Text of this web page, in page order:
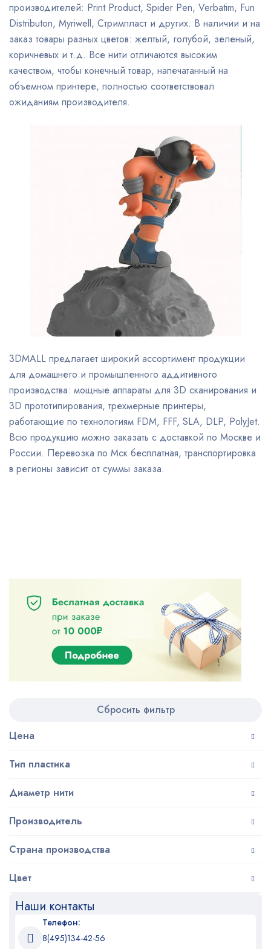
Сбросить фильтр
Цена
Тип пластика
Диаметр нити
Производитель
Страна производства
Цвет
Наши контакты
Телефон:
8(495)134-42-56
производителей: Print Product, Spider Pen, Verbatim, Fun
Distributon, Myriwell, Стримпласт и других. В наличии и на
заказ товары разных цветов: желтый, голубой, зеленый,
коричневых и т.д. Все нити отличаются высоким
качеством, чтобы конечный товар, напечатанный на
объемном принтере, полностью соответствовал
ожиданиям производителя.
3DMALL предлагает широкий ассортимент продукции
для домашнего и промышленного аддитивного
производства: мощные аппараты для 3D сканирования и
3D прототипирования, трехмерные принтеры,
работающие по технологиям FDM, FFF, SLA, DLP, PolyJet.
Всю продукцию можно заказать с доставкой по Москве и
России. Перевозка по Мск бесплатная, транспортировка
в регионы зависит от суммы заказа.